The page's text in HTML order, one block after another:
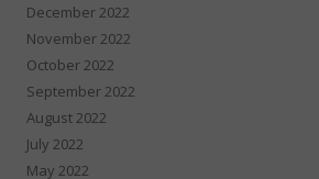
December 2022
November 2022
October 2022
September 2022
August 2022
July 2022
May 2022